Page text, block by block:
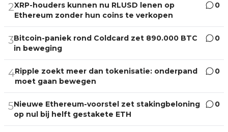
2XRP-houders kunnen nu RLUSD lenen op
Ethereum zonder hun coins te verkopen
0
3Bitcoin-paniek rond Coldcard zet 890.000 BTC
in beweging
0
4Ripple zoekt meer dan tokenisatie: onderpand
moet gaan bewegen
0
5Nieuwe Ethereum-voorstel zet stakingbeloning
op nul bij helft gestakete ETH
0